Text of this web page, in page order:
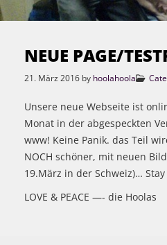
NEUE PAGE/
21. März 2016 by hoolahoola
Unsere neue Webseite ist
Monat in der abgespeckten
www! Keine Panik. das Teil
NOCH schöner, mit neuen
19.März in der Schweiz)…
LOVE & PEACE —- die Hoolas